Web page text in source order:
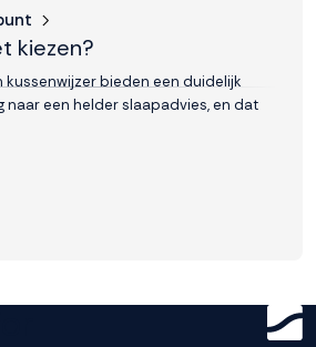
kiezen?
kussenwijzer bieden een duidelijk
een helder slaapadvies, en dat